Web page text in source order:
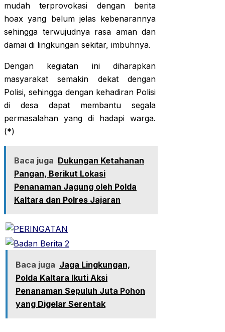
mudah terprovokasi dengan berita
hoax yang belum jelas kebenarannya
sehingga terwujudnya rasa aman dan
damai di lingkungan sekitar, imbuhnya.
Dengan kegiatan ini diharapkan
masyarakat semakin dekat dengan
Polisi, sehingga dengan kehadiran Polisi
di desa dapat membantu segala
permasalahan yang di hadapi warga.
(*)
Baca juga Dukungan Ketahanan
Pangan, Berikut Lokasi
Penanaman Jagung oleh Polda
Kaltara dan Polres Jajaran
Baca juga Jaga Lingkungan,
Polda Kaltara Ikuti Aksi
Penanaman Sepuluh Juta Pohon
yang Digelar Serentak